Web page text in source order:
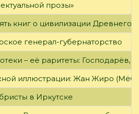
прозы»
книг о цивилизации Древнего
генерал-губернаторство
– её раритеты:
иллюстрации: Жан Жиро
в Иркутске